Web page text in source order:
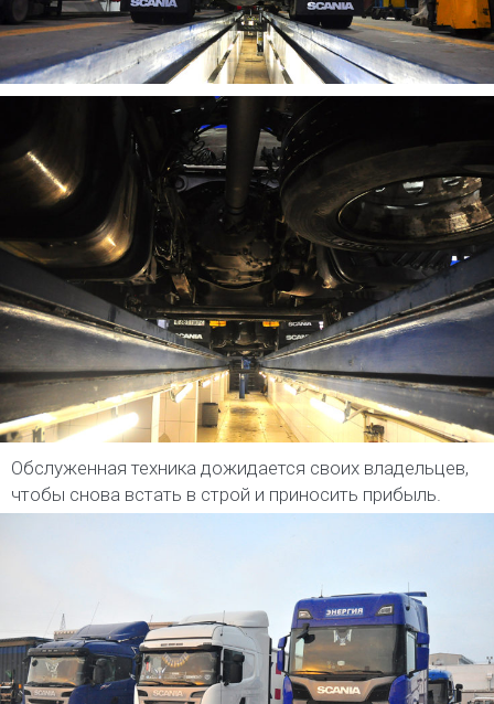
Обслуженная техника дожидается своих владельцев,
чтобы снова встать в строй и приносить прибыль.